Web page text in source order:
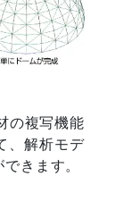
の複写機能
、解析モデ
きます。